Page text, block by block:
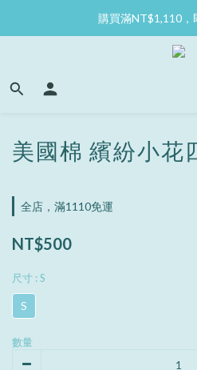
購買滿NT$1,110，
美國棉 繽紛小花
全店，滿1110免運
NT$500
尺寸 : S
S
數量